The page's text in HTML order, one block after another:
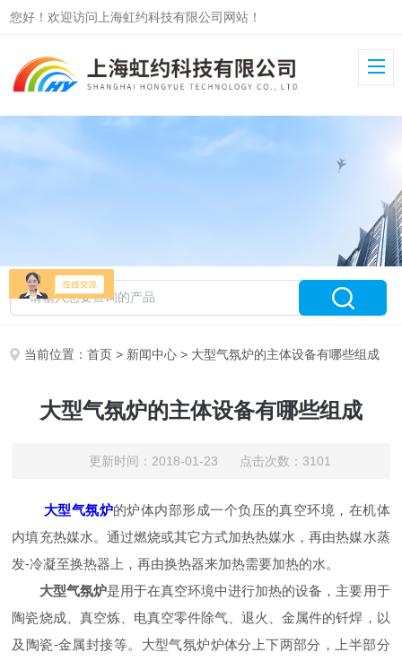
您好！欢迎访问上海虹约科技有限公司网站！
当前位置：首页 > 新闻中心 > 大型气氛炉的主体设备有哪些组成
大型气氛炉的主体设备有哪些组成
更新时间：2018-01-23 点击次数：3101
大型气氛炉的炉体内部形成一个负压的真空环境，在机体
内填充热媒水。通过燃烧或其它方式加热热媒水，再由热媒水蒸
发-冷凝至换热器上，再由换热器来加热需要加热的水。
大型气氛炉是用于在真空环境中进行加热的设备，主要用于
陶瓷烧成、真空炼、电真空零件除气、退火、金属件的钎焊，以
及陶瓷-金属封接等。大型气氛炉炉体分上下两部分，上半部分